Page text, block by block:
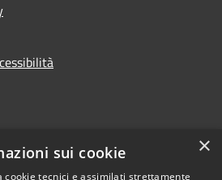
×
sui cookie
cookie tecnici e assimilati strettamente